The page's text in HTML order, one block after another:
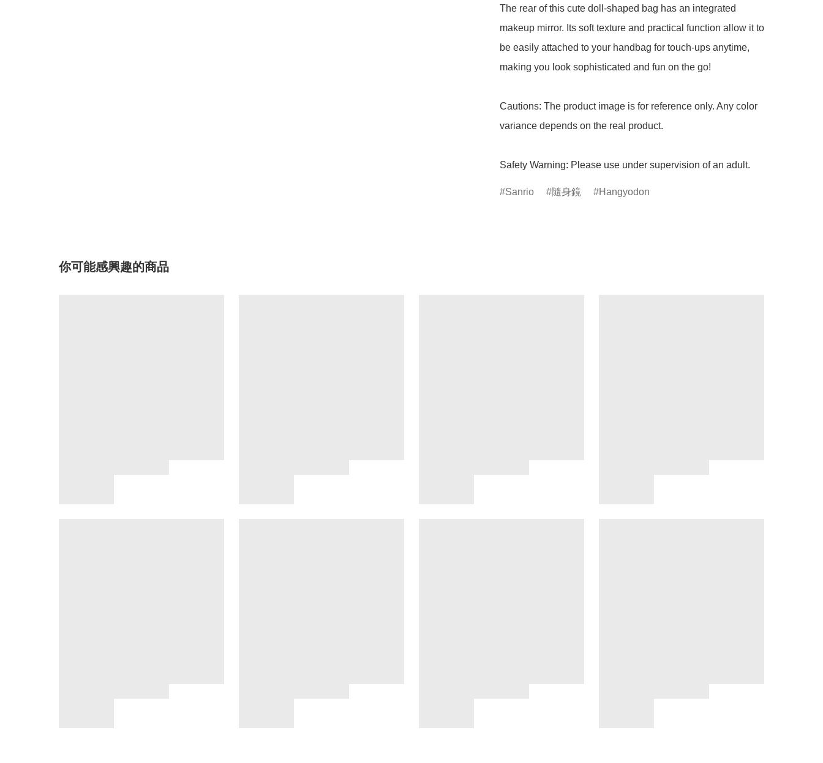
The rear of this cute doll-shaped bag has an integrated
makeup mirror. Its soft texture and practical function allow it to
be easily attached to your handbag for touch-ups anytime,
making you look sophisticated and fun on the go!
Cautions: The product image is for reference only. Any color
variance depends on the real product.
Safety Warning: Please use under supervision of an adult.
Sanrio 隨身鏡 Hangyodon
你可能感興趣的商品